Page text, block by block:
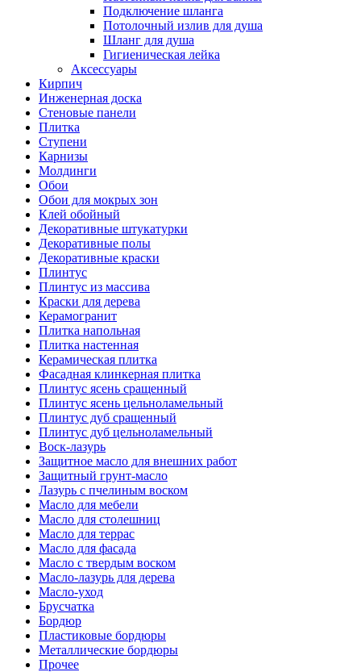
Подключение шланга
Потолочный излив для душа
Шланг для душа
Гигиеническая лейка
Аксессуары
Кирпич
Инженерная доска
Стеновые панели
Плитка
Ступени
Карнизы
Молдинги
Обои
Обои для мокрых зон
Клей обойный
Декоративные штукатурки
Декоративные полы
Декоративные краски
Плинтус
Плинтус из массива
Краски для дерева
Керамогранит
Плитка напольная
Плитка настенная
Керамическая плитка
Фасадная клинкерная плитка
Плинтус ясень сращенный
Плинтус ясень цельноламельный
Плинтус дуб сращенный
Плинтус дуб цельноламельный
Воск-лазурь
Защитное масло для внешних работ
Защитный грунт-масло
Лазурь с пчелиным воском
Масло для мебели
Масло для столешниц
Масло для террас
Масло для фасада
Масло с твердым воском
Масло-лазурь для дерева
Масло-уход
Брусчатка
Бордюр
Пластиковые бордюры
Металлические бордюры
Прочее